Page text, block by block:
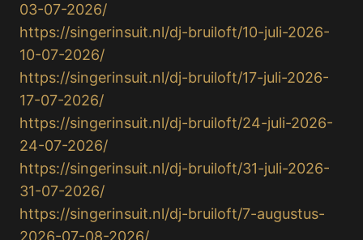
03-07-2026/
https://singerinsuit.nl/dj-bruiloft/10-juli-2026-
10-07-2026/
https://singerinsuit.nl/dj-bruiloft/17-juli-2026-
17-07-2026/
https://singerinsuit.nl/dj-bruiloft/24-juli-2026-
24-07-2026/
https://singerinsuit.nl/dj-bruiloft/31-juli-2026-
31-07-2026/
https://singerinsuit.nl/dj-bruiloft/7-augustus-
2026-07-08-2026/